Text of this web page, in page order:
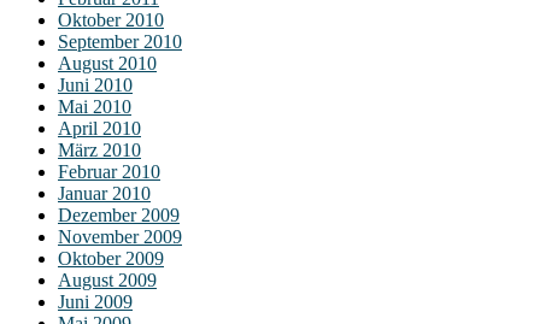
Oktober 2010
September 2010
August 2010
Juni 2010
Mai 2010
April 2010
März 2010
Februar 2010
Januar 2010
Dezember 2009
November 2009
Oktober 2009
August 2009
Juni 2009